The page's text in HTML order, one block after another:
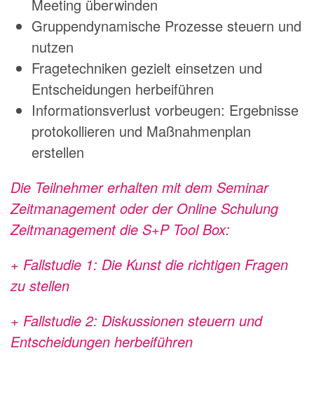
Meeting überwinden
Gruppendynamische Prozesse steuern und
nutzen
Fragetechniken gezielt einsetzen und
Entscheidungen herbeiführen
Informationsverlust vorbeugen: Ergebnisse
protokollieren und Maßnahmenplan
erstellen
Die Teilnehmer erhalten mit dem Seminar
Zeitmanagement oder der Online Schulung
Zeitmanagement die S+P Tool Box:
+ Fallstudie 1: Die Kunst die richtigen Fragen
zu stellen
+ Fallstudie 2: Diskussionen steuern und
Entscheidungen herbeiführen